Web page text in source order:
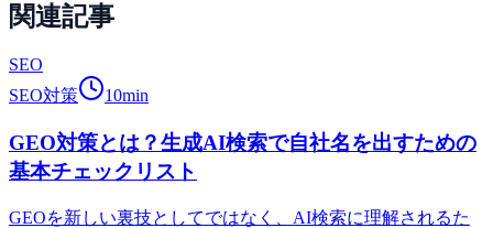
関連記事
SEO
SEO対策
10min
GEO対策とは？生成AI検索で自社名を出すための
基本チェックリスト
GEOを新しい裏技としてではなく、AI検索に理解されるた